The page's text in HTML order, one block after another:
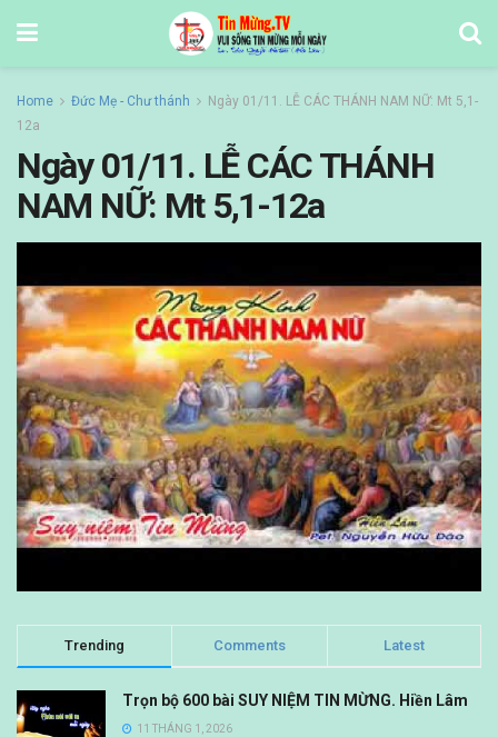
Home Đức Mẹ - Chư thánh
Ngày 01/11. LỄ CÁC THÁNH NAM NỮ: Mt 5,1-
12a
Ngày 01/11. LỄ CÁC THÁNH
NAM NỮ: Mt 5,1-12a
Trending Comments Latest
Trọn bộ 600 bài SUY NIỆM TIN MỪNG. Hiền Lâm
11 THÁNG 1, 2026